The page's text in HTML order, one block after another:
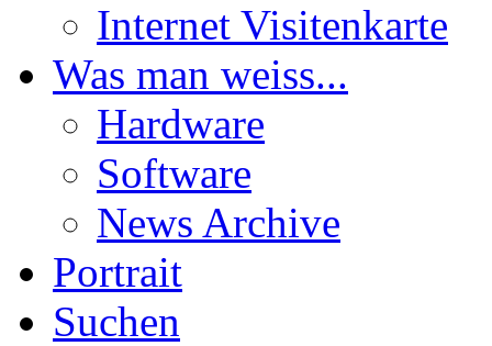
Internet Visitenkarte
Was man weiss...
Hardware
Software
News Archive
Portrait
Suchen